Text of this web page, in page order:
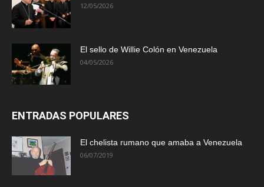
12/05/2026
El sello de Willie Colón en Venezuela
04/05/2026
ENTRADAS POPULARES
El chelista rumano que amaba a Venezuela
06/07/2019